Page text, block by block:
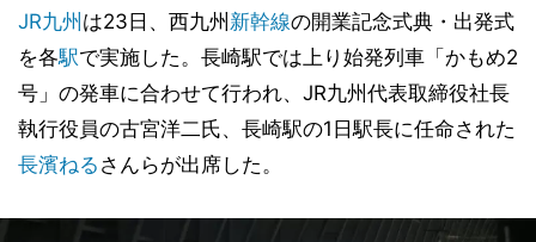
JR九州 は23日、西九州 新幹線の開業記念式典・出発式
を各駅で実施した。長崎駅では上り始発列車「かもめ2
号」の発車に合わせて行われ、JR九州代表取締役社長
執行役員の古宮洋二氏、長崎駅の1日駅長に任命された
長濱ねる さんらが出席した。